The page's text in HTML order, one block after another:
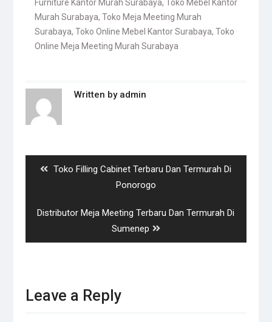
Furniture Kantor Murah Surabaya,
Toko Mebel Kantor
Murah Surabaya, Toko Meja Meeting Murah
Surabaya, Toko Online Mebel Kantor Surabaya, Toko
Online Meja Meeting Murah Surabaya
Written by admin
Previous
Toko Filling Cabinet Terbaru Dan Termurah Di
Ponorogo
Next
Distributor Meja Meeting Terbaru Dan Termurah Di
Sumenep
Leave a Reply